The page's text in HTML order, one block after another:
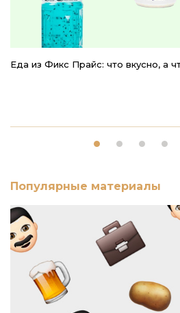
Еда из Фикс Прайс: что вкусно, а
Популярные материалы